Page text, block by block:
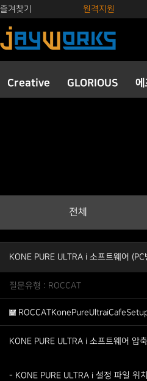
즐겨찾기 원격지원
Creative GLORIOUS 에
전체
KONE PURE ULTRA i 소프트웨어 (PC
질문유형 : ROCCAT
KONE PURE ULTRA i 소프트웨어 압
- KONE PURE ULTRA i 설정 파일 위치